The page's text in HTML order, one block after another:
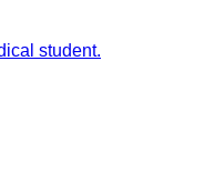
student.